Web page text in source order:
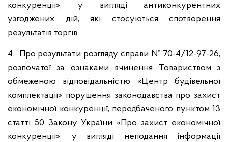
конкуренції», у вигляді антиконкурентних
узгоджених дій, які стосуються спотворення
результатів торгів
4. Про результати розгляду справи № 70-4/12-97-26,
розпочатої за ознаками вчинення Товариством з
обмеженою відповідальністю «Центр будівельної
комплектації» порушення законодавства про захист
економічної конкуренції, передбаченого пунктом 13
статті 50 Закону України «Про захист економічної
конкуренції», у вигляді неподання інформації